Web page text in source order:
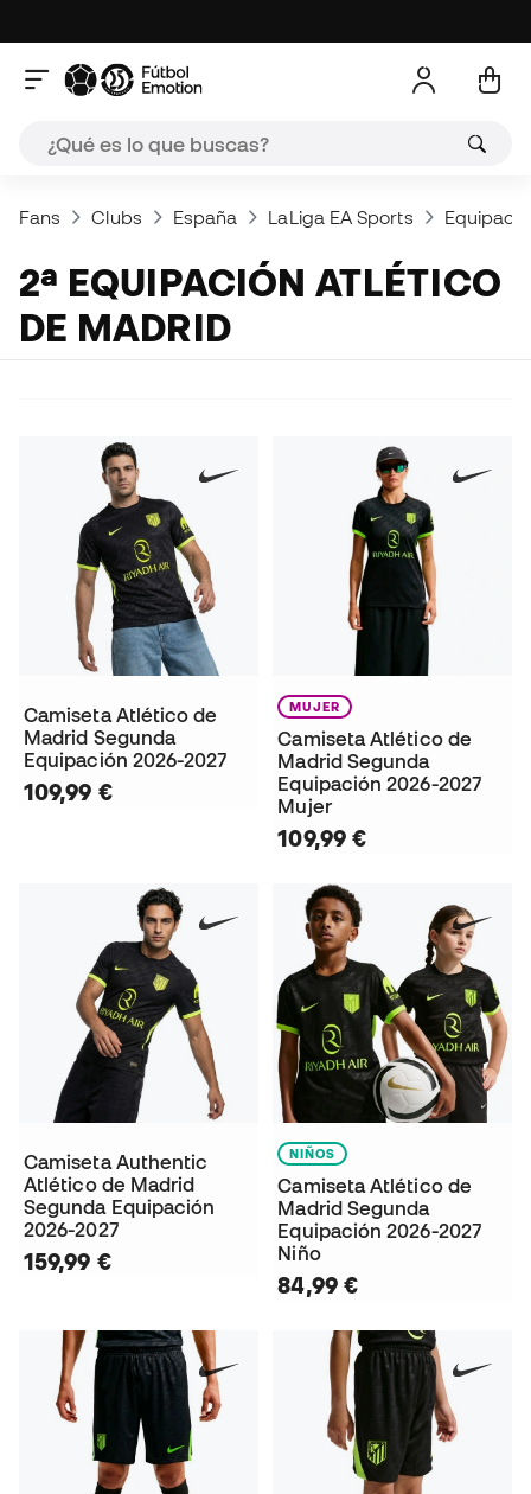
Fans Clubs España LaLiga EA Sports
2ª EQUIPACIÓN ATLÉTICO
DE MADRID
Camiseta Atlético de
Madrid Segunda
Equipación 2026-2027
109,99 €
MUJER
Camiseta Atlético de
Madrid Segunda
Equipación 2026-2027
Mujer
109,99 €
Camiseta Authentic
Atlético de Madrid
Segunda Equipación
2026-2027
159,99 €
NIÑOS
Camiseta Atlético de
Madrid Segunda
Equipación 2026-2027
Niño
84,99 €